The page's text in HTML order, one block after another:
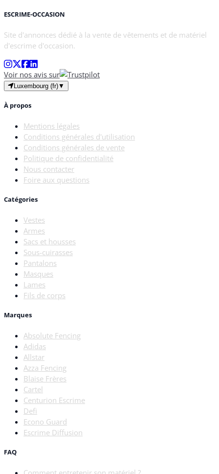
ESCRIME-OCCASION
Site d'annonces dédié à la vente de vêtements et de matériel
d'escrime d'occasion.
Voir nos avis sur
Luxembourg (fr)▼
À propos
Mentions légales
Conditions générales d'utilisation
Conditions générales de vente
Politique de confidentialité
Nous contacter
Foire aux questions
Catégories
Vestes
Armes
Sacs et housses
Sous-cuirasses
Pantalons
Masques
Lames
Fils de corps
Marques
Absolute Fencing
Adidas
Allstar
Azza Fencing
Blaise Frères
Cartel
Centurion Escrime
Defi
Econo Guard
Escrime Diffusion
FAQ